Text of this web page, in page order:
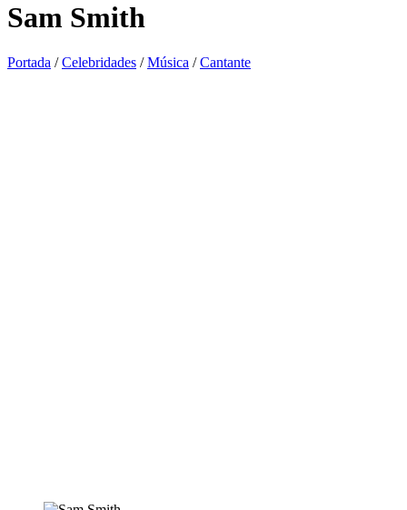
Sam Smith
Portada /Celebridades /Música /Cantante